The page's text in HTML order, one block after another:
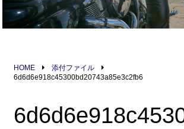
HOME
添付ファイル
6d6d6e918c45300bd20743a85e3c2fb6